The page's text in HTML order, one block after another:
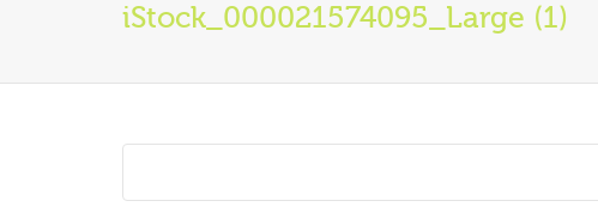
iStock_000021574095_Large (1)